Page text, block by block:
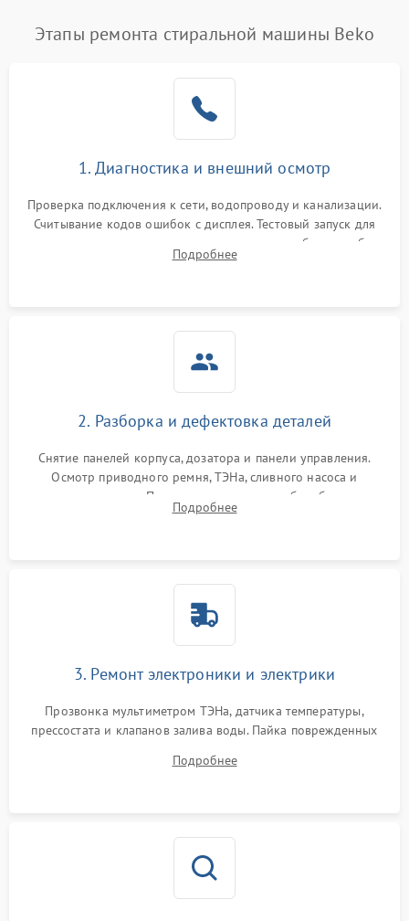
Замена платы управления Подробнее →
Этапы ремонта стиральной машины Beko
1. Диагностика и внешний осмотр
Проверка подключения к сети, водопроводу и канализации.
Считывание кодов ошибок с дисплея. Тестовый запуск для
выявления посторонних шумов, протечек или сбоев в работе
электронного модуля управления.
Подробнее
2. Разборка и дефектовка деталей
Снятие панелей корпуса, дозатора и панели управления.
Осмотр приводного ремня, ТЭНа, сливного насоса и
амортизаторов. Проверка подшипников барабана и
крестовины на износ, а манжеты люка на разрывы.
Подробнее
3. Ремонт электроники и электрики
Прозвонка мультиметром ТЭНа, датчика температуры,
прессостата и клапанов залива воды. Пайка поврежденных
Восстановление целостности проводки и контактов.
Подробнее